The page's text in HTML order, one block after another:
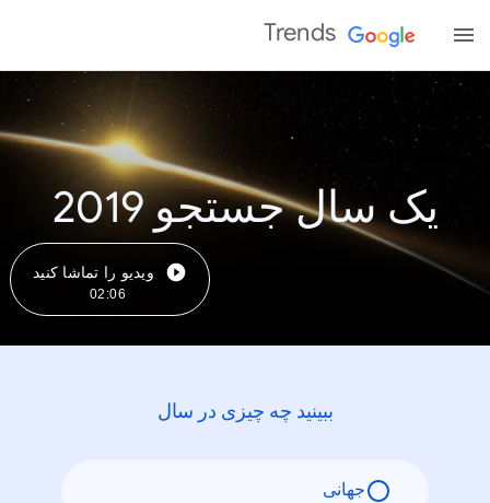
Trends
یک سال جستجو 2019
ویدیو را تماشا کنید
02:06
ببینید چه چیزی در سال
جهانی